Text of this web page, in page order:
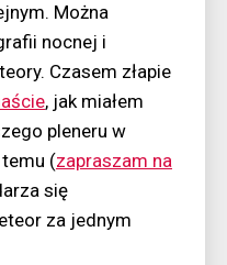
Można
nocnej i
Czasem złapie
, jak miałem
pleneru w
temu (zapraszam na
się
za jednym